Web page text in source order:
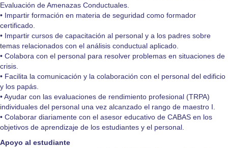
Evaluación de Amenazas Conductuales.
• Impartir formación en materia de seguridad como formador
certificado.
• Impartir cursos de capacitación al personal y a los padres sobre
temas relacionados con el análisis conductual aplicado.
• Colabora con el personal para resolver problemas en situaciones de
crisis.
• Facilita la comunicación y la colaboración con el personal del edificio
y los papás.
• Ayudar con las evaluaciones de rendimiento profesional (TRPA)
individuales del personal una vez alcanzado el rango de maestro I.
• Colaborar diariamente con el asesor educativo de CABAS en los
objetivos de aprendizaje de los estudiantes y el personal.
Apoyo al estudiante